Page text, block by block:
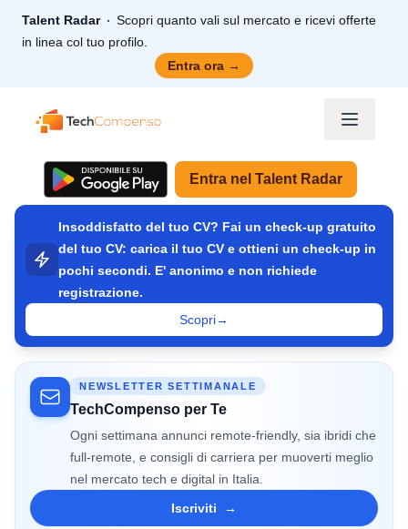
Talent Radar
Scopri quanto vali sul mercato e ricevi offerte
in linea col tuo profilo.
Entra ora →
TechCompenso
Entra nel Talent Radar
Insoddisfatto del tuo CV? Fai un check-up gratuito
del tuo CV: carica il tuo CV e ottieni un check-up in
pochi secondi. E' anonimo e non richiede
registrazione.
Scopri→
NEWSLETTER SETTIMANALE
TechCompenso per Te
Ogni settimana annunci remote-friendly, sia ibridi che
full-remote, e consigli di carriera per muoverti meglio
nel mercato tech e digital in Italia.
Iscriviti
→